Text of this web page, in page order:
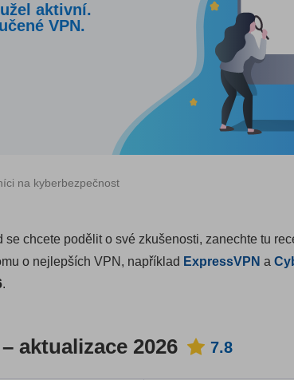
aktivní.
VPN.
na kyberbezpečnost
se chcete podělit o své zkušenosti, zanechte tu
o nejlepších VPN, například ExpressVPN a
.
aktualizace 2026 7.8